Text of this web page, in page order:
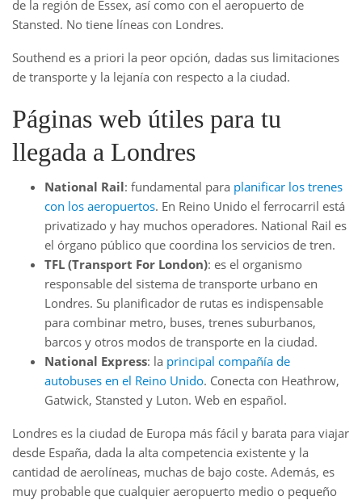
de la región de Essex, así como con el aeropuerto de
Stansted. No tiene líneas con Londres.
Southend es a priori la peor opción, dadas sus limitaciones
de transporte y la lejanía con respecto a la ciudad.
Páginas web útiles para tu
llegada a Londres
National Rail: fundamental para planificar los trenes
con los aeropuertos. En Reino Unido el ferrocarril está
privatizado y hay muchos operadores. National Rail es
el órgano público que coordina los servicios de tren.
TFL (Transport For London): es el organismo
responsable del sistema de transporte urbano en
Londres. Su planificador de rutas es indispensable
para combinar metro, buses, trenes suburbanos,
barcos y otros modos de transporte en la ciudad.
National Express: la principal compañía de
autobuses en el Reino Unido. Conecta con Heathrow,
Gatwick, Stansted y Luton. Web en español.
Londres es la ciudad de Europa más fácil y barata para viajar
desde España, dada la alta competencia existente y la
cantidad de aerolíneas, muchas de bajo coste. Además, es
muy probable que cualquier aeropuerto medio o pequeño